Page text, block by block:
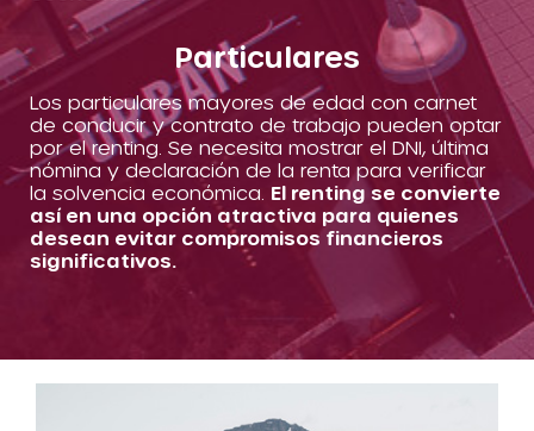
Particulares
Los particulares mayores de edad con carnet
de conducir y contrato de trabajo pueden optar
por el renting. Se necesita mostrar el DNI, última
nómina y declaración de la renta para verificar
la solvencia económica. El renting se convierte
así en una opción atractiva para quienes
desean evitar compromisos financieros
significativos.